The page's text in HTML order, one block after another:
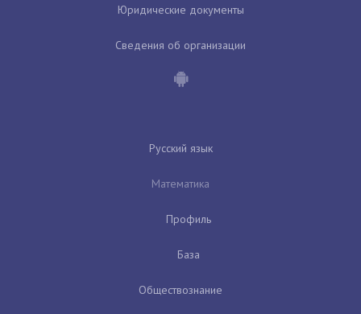
Юридические документы
Сведения об организации
Русский язык
Математика
Профиль
База
Обществознание